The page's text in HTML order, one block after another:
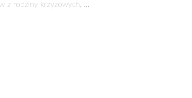
z rodziny krzyżowych, …